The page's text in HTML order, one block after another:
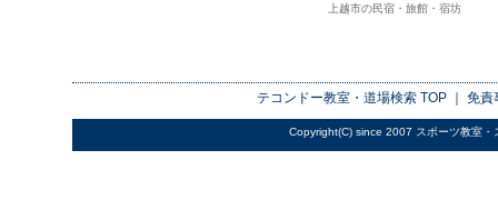
上越市の民宿・旅館・宿坊
テコンドー教室・道場検索TOP ｜ 免責
Copyright(C) since 2007 スポーツ教室・